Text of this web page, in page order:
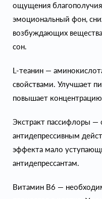
ощущения
эмоциональный фон,
возбуждающих
сон.
L-теанин —
свойствами. Улучшает
повышает
Экстракт пассифлоры
антидепрессивным
эффекта мало
антидепрессантам.
Витамин В6 —